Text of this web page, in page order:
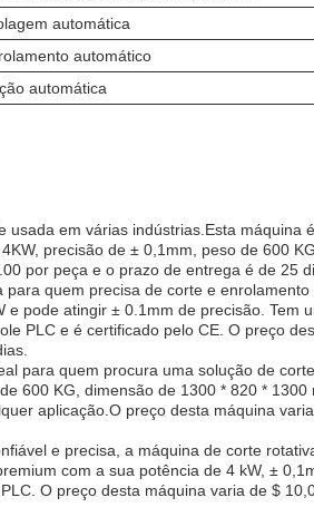
automática
automático
automática
em várias indústrias.Esta máquina
precisão de ± 0,1mm, peso de 600
por peça e o prazo de entrega é de 25
quem precisa de corte e enrolamento
pode atingir ± 0.1mm de precisão. Tem
PLC e é certificado pelo CE. O preço
para quem procura uma solução de
600 KG, dimensão de 1300 * 820 * 1300
aplicação.O preço desta máquina
e precisa, a máquina de corte
com a sua potência de 4 kW, ±
O preço desta máquina varia de $